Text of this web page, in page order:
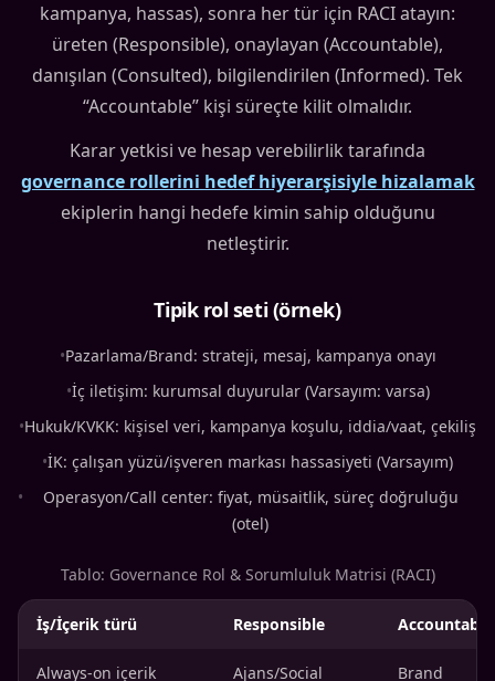
kampanya, hassas), sonra her tür için RACI atayın:
üreten (Responsible), onaylayan (Accountable),
danışılan (Consulted), bilgilendirilen (Informed). Tek
“Accountable” kişi süreçte kilit olmalıdır.
Karar yetkisi ve hesap verebilirlik tarafında
governance rollerini hedef hiyerarşisiyle hizalamak
ekiplerin hangi hedefe kimin sahip olduğunu
netleştirir.
Tipik rol seti (örnek)
•Pazarlama/Brand: strateji, mesaj, kampanya onayı
•İç iletişim: kurumsal duyurular (Varsayım: varsa)
•Hukuk/KVKK: kişisel veri, kampanya koşulu, iddia/vaat, çekiliş
•İK: çalışan yüzü/işveren markası hassasiyeti (Varsayım)
•
Operasyon/Call center: fiyat, müsaitlik, süreç doğruluğu
(otel)
Tablo: Governance Rol & Sorumluluk Matrisi (RACI)
İş/İçerik türü Responsible Accountable
Always-on içerik Ajans/Social Brand